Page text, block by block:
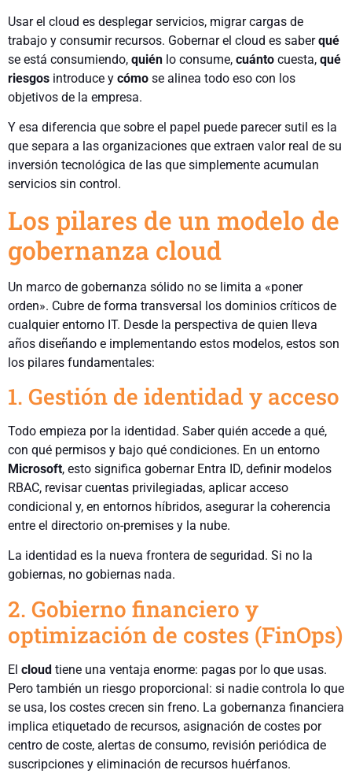
Usar el cloud es desplegar servicios, migrar cargas de
trabajo y consumir recursos. Gobernar el cloud es saberqué
se está consumiendo, quién lo consume, cuánto cuesta, qué
riesgos introduce y cómo se alinea todo eso con los
objetivos de la empresa.
Y esa diferencia que sobre el papel puede parecer sutil es la
que separa a las organizaciones que extraen valor real de su
inversión tecnológica de las que simplemente acumulan
servicios sin control.
Los pilares de un modelo de
gobernanza cloud
Un marco de gobernanza sólido no se limita a «poner
orden». Cubre de forma transversal los dominios críticos de
cualquier entorno IT. Desde la perspectiva de quien lleva
años diseñando e implementando estos modelos, estos son
los pilares fundamentales:
1. Gestión de identidad y acceso
Todo empieza por la identidad. Saber quién accede a qué,
con qué permisos y bajo qué condiciones. En un entorno
Microsoft, esto significa gobernar Entra ID, definir modelos
RBAC, revisar cuentas privilegiadas, aplicar acceso
condicional y, en entornos híbridos, asegurar la coherencia
entre el directorio on-premises y la nube.
La identidad es la nueva frontera de seguridad. Si no la
gobiernas, no gobiernas nada.
2. Gobierno financiero y
optimización de costes (FinOps)
El cloud tiene una ventaja enorme: pagas por lo que usas.
Pero también un riesgo proporcional: si nadie controla lo que
se usa, los costes crecen sin freno. La gobernanza financiera
implica etiquetado de recursos, asignación de costes por
centro de coste, alertas de consumo, revisión periódica de
suscripciones y eliminación de recursos huérfanos.